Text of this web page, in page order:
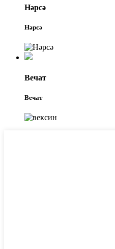
Нәрсә
Нәрсә
Вечат
Вечат